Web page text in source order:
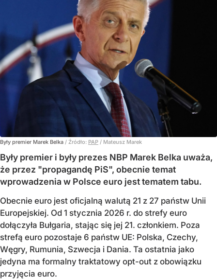
Były premier Marek Belka / Źródło: PAP / Mateusz Marek
Były premier i były prezes NBP Marek Belka uważa,
że przez "propagandę PiS", obecnie temat
wprowadzenia w Polsce euro jest tematem tabu.
Obecnie euro jest oficjalną walutą 21 z 27 państw Unii
Europejskiej. Od 1 stycznia 2026 r. do strefy euro
dołączyła Bułgaria, stając się jej 21. członkiem. Poza
strefą euro pozostaje 6 państw UE: Polska, Czechy,
Węgry, Rumunia, Szwecja i Dania. Ta ostatnia jako
jedyna ma formalny traktatowy opt-out z obowiązku
przyjęcia euro.